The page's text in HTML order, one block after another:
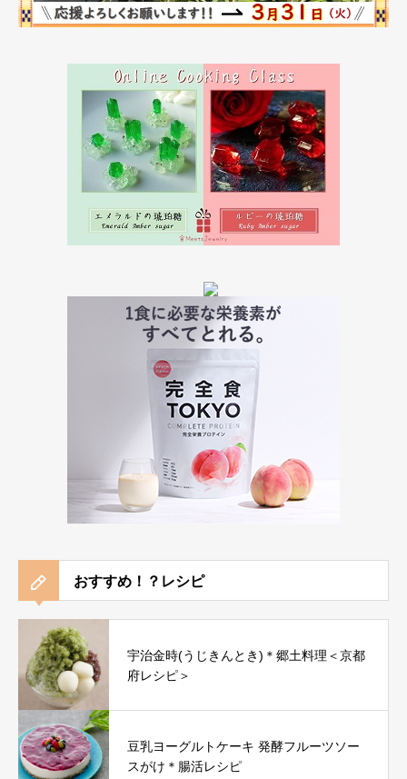
おすすめ！？レシピ
宇治金時(うじきんとき)＊郷土料理＜京都
府レシピ＞
豆乳ヨーグルトケーキ 発酵フルーツソー
スがけ＊腸活レシピ